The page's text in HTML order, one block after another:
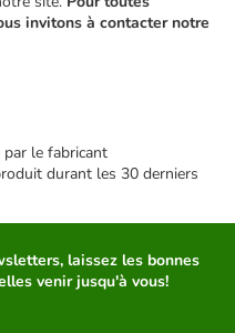
invitons à contacter notre
le fabricant
durant les 30 derniers
laissez les bonnes
venir jusqu'à vous!